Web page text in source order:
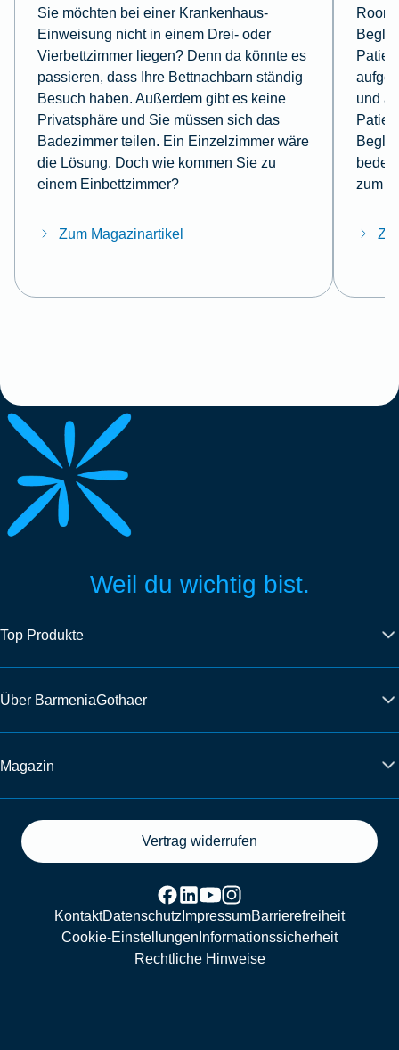
Sie möchten bei einer Krankenhaus-
Einweisung nicht in einem Drei- oder
Vierbettzimmer liegen? Denn da könnte es
passieren, dass Ihre Bettnachbarn ständig
Besuch haben. Außerdem gibt es keine
Privatsphäre und Sie müssen sich das
Badezimmer teilen. Ein Einzelzimmer wäre
die Lösung. Doch wie kommen Sie zu
einem Einbettzimmer?
Zum Magazinartikel
und
zum
Weil du wichtig bist.
Top Produkte
Über BarmeniaGothaer
Magazin
Vertrag widerrufen
KontaktDatenschutz ImpressumBarrierefreiheit
Cookie-Einstellungen Informationssicherheit
Rechtliche Hinweise